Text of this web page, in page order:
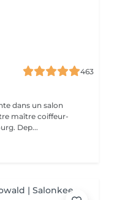
463
dans un salon
maître coiffeur-
Dep...